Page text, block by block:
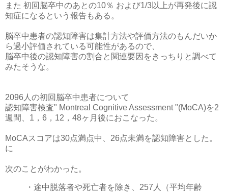
また 初回脳卒中のあとの10％ および1/3以上が再発後に認
知症になるという報告もある。
脳卒中患者の認知障害は集計方法や評価方法のもんだいか
ら過小評価されている可能性があるので、
脳卒中後の認知障害の割合と関連要因をきっちりと調べて
みたそうな。
2096人の初回脳卒中患者について
認知障害検査" Montreal Cognitive Assessment "(MoCA)を2
週間、1，6，12，48ヶ月後におこなった。
MoCAスコアは30点満点中、26点未満を認知障害とした。
に
次のことがわかった。
・途中脱落者や死亡者を除き、257人（平均年齢